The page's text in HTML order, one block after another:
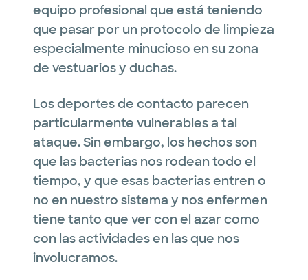
equipo profesional que está teniendo
que pasar por un protocolo de limpieza
especialmente minucioso en su zona
de vestuarios y duchas.
Los deportes de contacto parecen
particularmente vulnerables a tal
ataque.Sin embargo, los hechos son
que las bacterias nos rodean todo el
tiempo, y que esas bacterias entren o
no en nuestro sistema y nos enfermen
tiene tanto que ver con el azar como
con las actividades en las que nos
involucramos.